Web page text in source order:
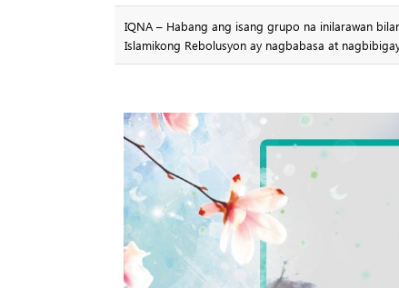
IQNA – Habang ang isang grupo na inilarawan
Islamikong Rebolusyon ay nagbabasa at